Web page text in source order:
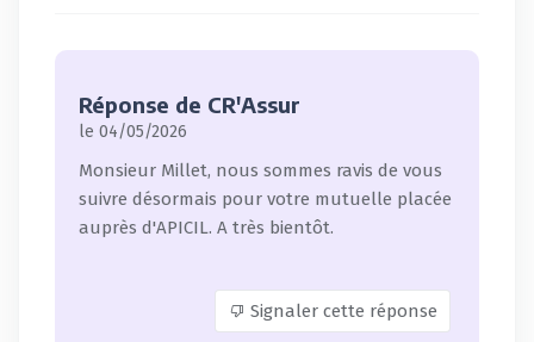
Réponse de CR'Assur
le 04/05/2026
Monsieur Millet, nous sommes ravis de vous
suivre désormais pour votre mutuelle placée
auprès d'APICIL. A très bientôt.
Signaler cette réponse